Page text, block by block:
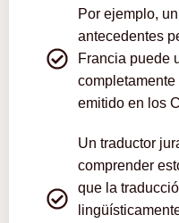
Por ejemplo,
antecedentes
Francia puede
emitido en los
Un traductor
comprender
que la